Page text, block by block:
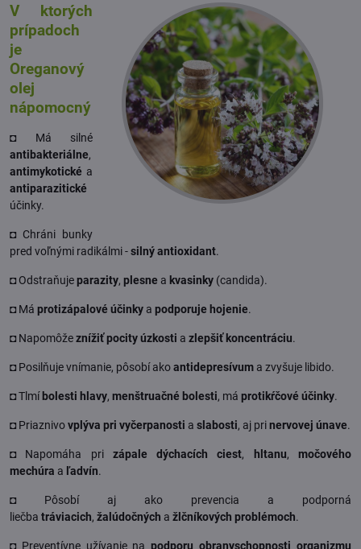
V ktorých
prípadoch
je
Oreganový
olej
nápomocný
◘ Má silné
antibakteriálne,
antimykotické a
antiparazitické
účinky.
◘ Chráni bunky
pred voľnými radikálmi -silný antioxidant.
◘ Odstraňujeparazity, plesne a kvasinky (candida).
◘ Má protizápalové účinky a podporuje hojenie.
◘ Napomôžeznížiť pocity úzkosti a zlepšiť koncentráciu.
◘ Posilňuje vnímanie, pôsobí akoantidepresívum a zvyšuje libido.
◘ Tlmí bolesti hlavy, menštruačné bolesti, má protikŕčové účinky.
◘ Priaznivovplýva pri vyčerpanosti a slabosti, aj prinervovej únave.
◘ Napomáha pri zápale dýchacích ciest, hltanu,močového
mechúra a ľadvín.
◘ Pôsobí aj ako prevencia a podporná
liečba tráviacich, žalúdočných a žlčníkových problémoch.
◘ Preventívne užívanie napodporu obranyschopnosti organizmu